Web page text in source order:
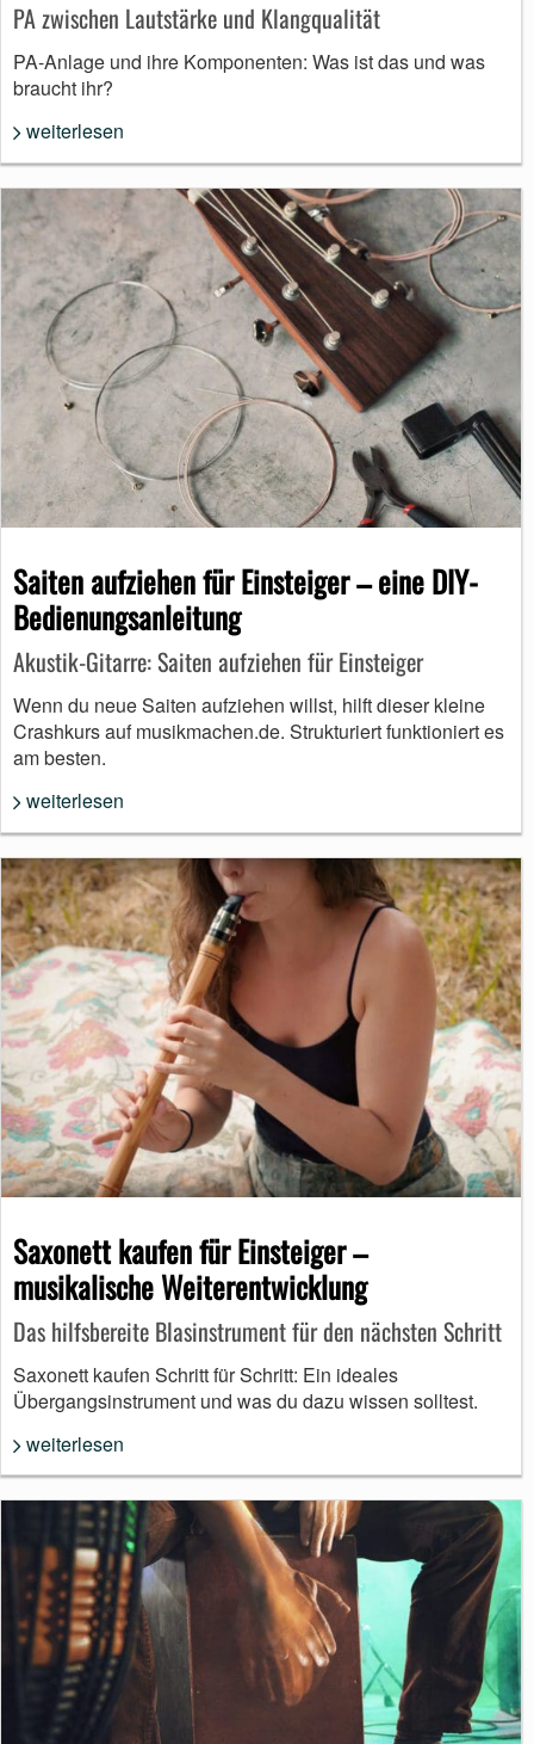
PA zwischen Lautstärke und Klangqualität
PA-Anlage und ihre Komponenten: Was ist das und was
braucht ihr?
weiterlesen
Saiten aufziehen für Einsteiger – eine DIY-
Bedienungsanleitung
Akustik-Gitarre: Saiten aufziehen für Einsteiger
Wenn du neue Saiten aufziehen willst, hilft dieser kleine
Crashkurs auf musikmachen.de. Strukturiert funktioniert es
am besten.
weiterlesen
Saxonett kaufen für Einsteiger –
musikalische Weiterentwicklung
Das hilfsbereite Blasinstrument für den nächsten Schritt
Saxonett kaufen Schritt für Schritt: Ein ideales
Übergangsinstrument und was du dazu wissen solltest.
weiterlesen